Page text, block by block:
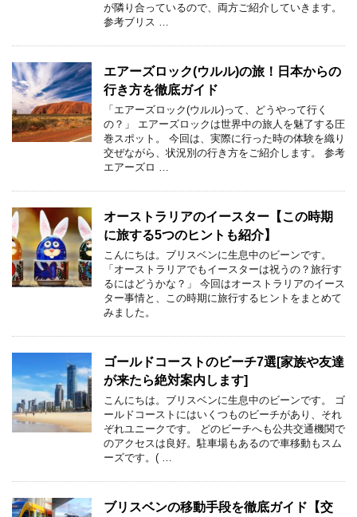
が隣り合っているので、両方ご紹介していきます。
参考ブリス …
エアーズロック(ウルル)の旅！日本からの
行き方を徹底ガイド
「エアーズロック(ウルル)って、どうやって行く
の？」 エアーズロックは世界中の旅人を魅了する圧
巻スポット。 今回は、実際に行った時の体験を織り
交ぜながら、状況別の行き方をご紹介します。 参考
エアーズロ …
オーストラリアのイースター【この時期
に旅する5つのヒントも紹介】
こんにちは。ブリスベンに生息中のビーンです。
「オーストラリアでもイースターは祝うの？旅行す
るにはどうかな？」 今回はオーストラリアのイース
ター事情と、この時期に旅行するヒントをまとめて
みました。
ゴールドコーストのビーチ7選[家族や友達
が来たら絶対案内します]
こんにちは。ブリスベンに生息中のビーンです。 ゴ
ールドコーストにはいくつものビーチがあり、それ
ぞれユニークです。 どのビーチへも公共交通機関で
のアクセスは良好。駐車場もあるので車移動もスム
ーズです。( …
ブリスベンの移動手段を徹底ガイド【交